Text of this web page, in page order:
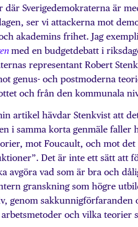
där Sverigedemokraterna är
ser vi attackerna mot
akademins frihet. Jag
med en budgetdebatt i
representant Robert
genus- och postmoderna
och från den kommunala
artikel hävdar Stenkvist att
i samma korta genmäle
mot Foucault, och mot
Det är inte ett sätt att
avgöra vad som är bra och
granskning som högre
genom sakkunnigförfaranden
och vilka teorier